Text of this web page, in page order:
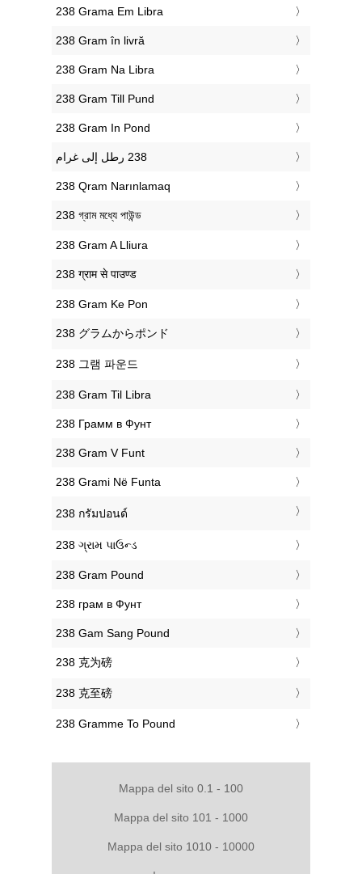
‎238 Grama Em Libra
‎238 Gram în livră
‎238 Gram Na Libra
‎238 Gram Till Pund
‎238 Gram In Pond
‎238 Qram Narınlamaq
‎238 গ্রাম মধ্যে পাউন্ড
‎238 Gram A Lliura
‎238 ग्राम से पाउण्ड
‎238 Gram Ke Pon
‎238 グラムからポンド
‎238 그램 파운드
‎238 Gram Til Libra
‎238 Грамм в Фунт
‎238 Gram V Funt
‎238 Grami Në Funta
‎238 กรัมปอนด์
‎238 ગ્રામ પાઉન્ડ
‎238 Gram Pound
‎238 грам в Фунт
‎238 Gam Sang Pound
‎238 克为磅
‎238 克至磅
‎238 Gramme To Pound
Mappa del sito 0.1 - 100
Mappa del sito 101 - 1000
Mappa del sito 1010 - 10000